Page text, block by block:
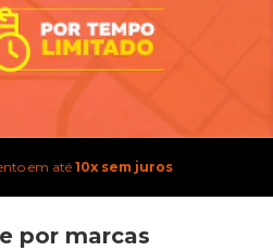
Grátis Brasil
por marcas